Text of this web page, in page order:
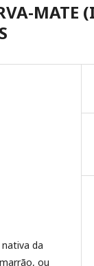
da
ou